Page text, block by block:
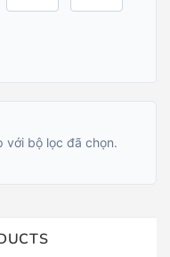
với bộ lọc đã chọn.